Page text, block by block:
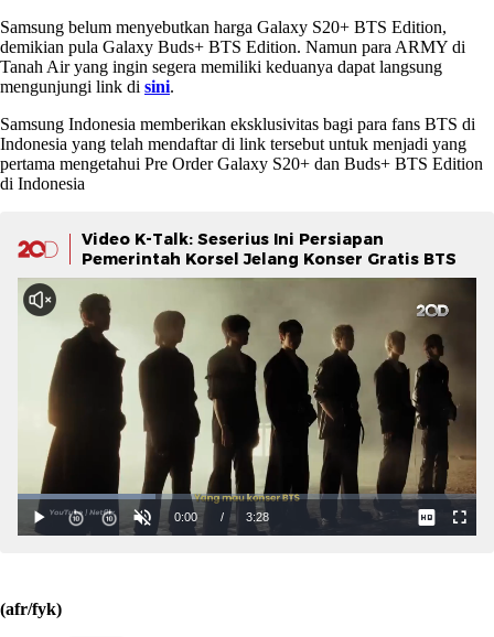
Samsung belum menyebutkan harga Galaxy S20+ BTS Edition,
demikian pula Galaxy Buds+ BTS Edition. Namun para ARMY di
Tanah Air yang ingin segera memiliki keduanya dapat langsung
mengunjungi link di sini.
Samsung Indonesia memberikan eksklusivitas bagi para fans BTS di
Indonesia yang telah mendaftar di link tersebut untuk menjadi yang
pertama mengetahui Pre Order Galaxy S20+ dan Buds+ BTS Edition
di Indonesia
Video K-Talk: Seserius Ini Persiapan
Pemerintah Korsel Jelang Konser Gratis BTS
(afr/fyk)